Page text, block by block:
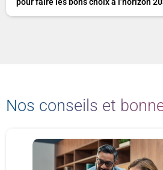
Nos conseils et
a
g
a
g
g